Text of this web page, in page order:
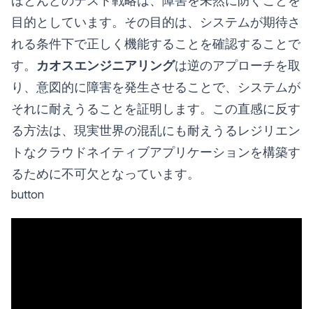
目的としています。その目的は、システムが期待さ
れる条件下で正しく機能することを確認することで
す。 カオスエンジニアリングは逆のアプローチを取
り、意図的に障害を発生させることで、システムが
それに耐えうることを証明します。この直感に反す
る方法は、現実世界の混乱にも耐えうるレジリエン
トなクラウドネイティブアプリケーションを構築す
るために不可欠となっています。
button